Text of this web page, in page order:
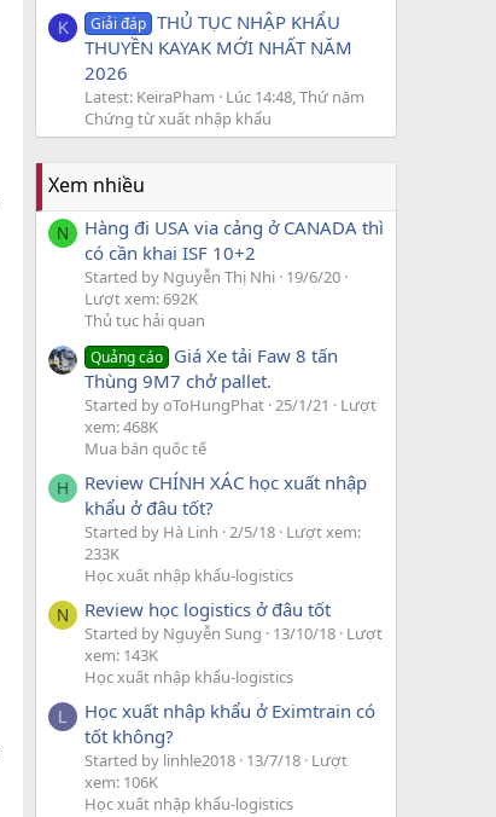
K Giải đáp THỦ TỤC NHẬP KHẨU
THUYỀN KAYAK MỚI NHẤT NĂM
2026
Latest: KeiraPham
Lúc 14:48, Thứ năm
Chứng từ xuất nhập khẩu
Xem nhiều
N
Hàng đi USA via cảng ở CANADA thì
có cần khai ISF 10+2
Started by Nguyễn Thị Nhi 19/6/20
Lượt xem: 692K
Thủ tục hải quan
Quảng cáo Giá Xe tải Faw 8 tấn
Thùng 9M7 chở pallet.
Started by oToHungPhat 25/1/21
Lượt
xem: 468K
Mua bán quốc tế
H
Review CHÍNH XÁC học xuất nhập
khẩu ở đâu tốt?
Started by Hà Linh 2/5/18 Lượt xem:
233K
Học xuất nhập khẩu-logistics
N Review học logistics ở đâu tốt
Started by Nguyễn Sung 13/10/18 Lượt
xem: 143K
Học xuất nhập khẩu-logistics
L
Học xuất nhập khẩu ở Eximtrain có
tốt không?
Started by linhle2018 13/7/18 Lượt
xem: 106K
Học xuất nhập khẩu-logistics